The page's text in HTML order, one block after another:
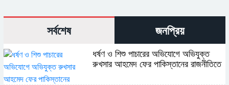
সর্বশেষ জনপ্রিয়
ধর্ষণ ও শিশু পাচারের অভিযোগে অভিযুক্ত
রুখসার আহমেদ ফের পাকিস্তানের রাজনীতিতে